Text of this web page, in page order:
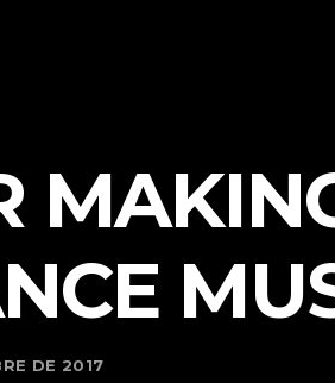
DE 2017